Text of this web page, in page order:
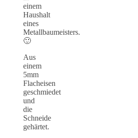
einem
Haushalt
eines
Metallbaumeisters.
🙂
Aus
einem
5mm
Flacheisen
geschmiedet
und
die
Schneide
gehärtet.